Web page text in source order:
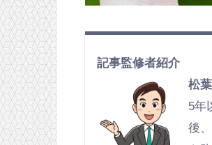
記事監修者紹介
松
5年
後